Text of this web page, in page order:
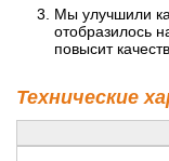
Мы улучшили
отобразилось
повысит
Технические